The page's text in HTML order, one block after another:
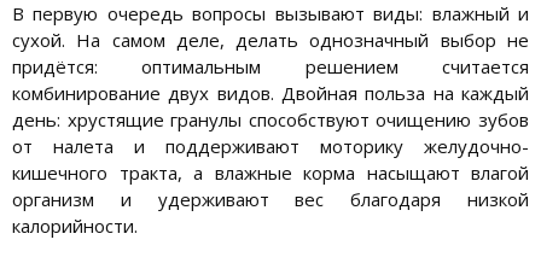
В первую очередь вопросы вызывают виды: влажный и
сухой. На самом деле, делать однозначный выбор не
придётся: оптимальным решением считается
комбинирование двух видов. Двойная польза на каждый
день: хрустящие гранулы способствуют очищению зубов
от налета и поддерживают моторику желудочно-
кишечного тракта, а влажные корма насыщают влагой
организм и удерживают вес благодаря низкой
калорийности.